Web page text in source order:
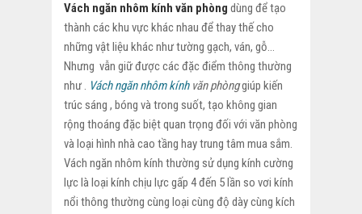
Vách ngăn nhôm kính văn phòng dùng để tạo
thành các khu vực khác nhau để thay thế cho
những vật liệu khác như tường gạch, ván, gỗ…
Nhưng vẫn giữ được các đặc điểm thông thường
như . Vách ngăn nhôm kínhvăn phònggiúp kiến
trúc sáng , bóng và trong suốt, tạo không gian
rộng thoáng đặc biệt quan trọng đối với văn phòng
và loại hình nhà cao tầng hay trung tâm mua sắm.
Vách ngăn nhôm kính thường sử dụng kính cường
lực là loại kính chịu lực gấp 4 đến 5 lần so vơi kính
nổi thông thường cùng loại cùng độ dày cùng kích